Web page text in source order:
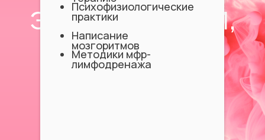
ЭФФЕКТИВНЫЙ,
КОТОРЫЙ
ВКЛЮЧАЕТ:
Написание
мозгоритмов
Психофизиологические
практики
Методики мфр-
лимфодренажа